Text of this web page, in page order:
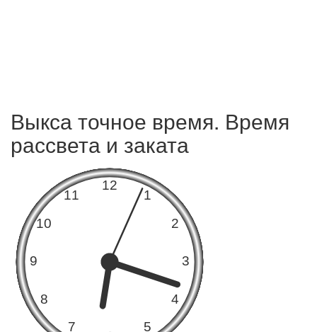
Выкса точное время. Время
рассвета и заката